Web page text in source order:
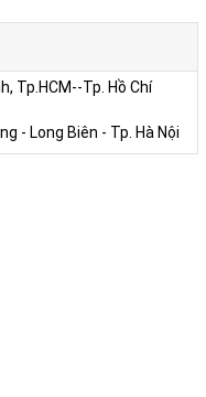
Tp.HCM--Tp. Hồ Chí
- Long Biên - Tp. Hà Nội